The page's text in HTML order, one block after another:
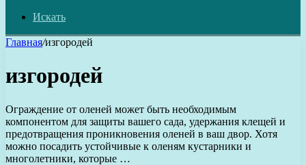
Искать
Главная/изгородей
изгородей
Ограждение от оленей может быть необходимым
компонентом для защиты вашего сада, удержания клещей и
предотвращения проникновения оленей в ваш двор. Хотя
можно посадить устойчивые к оленям кустарники и
многолетники, которые …